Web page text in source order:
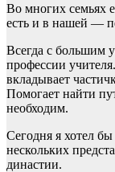
Во многих семьях
есть и в нашей —
Всегда с большим
профессии
вкладывает
Помогает найти
необходим.
Сегодня я хотел бы
нескольких
династии.